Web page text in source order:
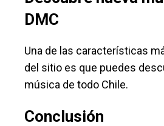
DMC
Una de las características
del sitio es que puedes
música de todo Chile.
Conclusión